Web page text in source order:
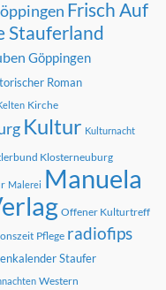
Frisch Auf
Stauferland
Göppingen
Roman
Kirche
Kultur Kulturnacht
Klosterneuburg
Malerei Manuela
Offener Kulturtreff
Pflege radiofips
Staufer
Western